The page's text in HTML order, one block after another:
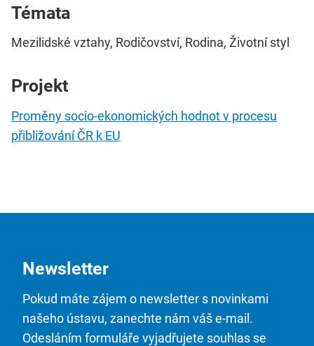
Témata
Mezilidské vztahy, Rodičovství, Rodina, Životní styl
Projekt
Proměny socio-ekonomických hodnot v procesu
přibližování ČR k EU
Newsletter
Pokud máte zájem o newsletter s novinkami
našeho ústavu, zanechte nám váš e-mail.
Odesláním formuláře vyjadřujete souhlas se